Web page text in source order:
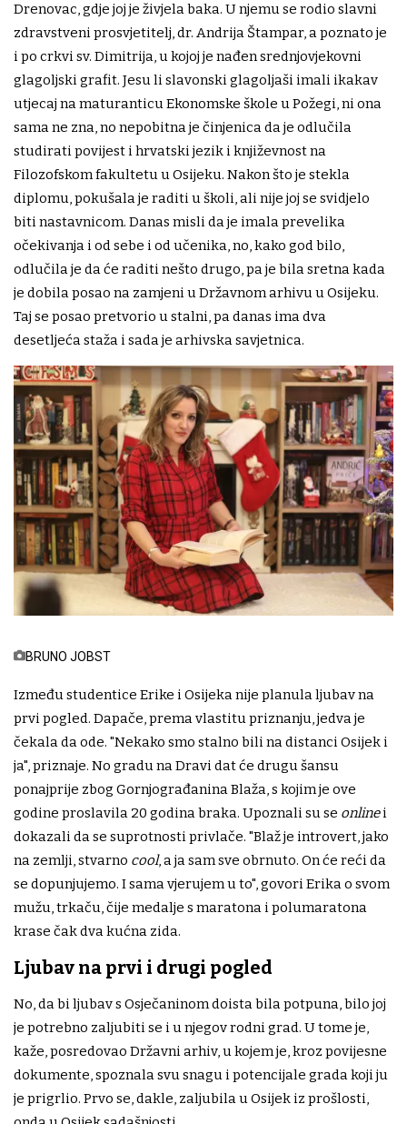
Drenovac, gdje joj je živjela baka. U njemu se rodio slavni
zdravstveni prosvjetitelj, dr. Andrija Štampar, a poznato je
i po crkvi sv. Dimitrija, u kojoj je nađen srednjovjekovni
glagoljski grafit. Jesu li slavonski glagoljaši imali ikakav
utjecaj na maturanticu Ekonomske škole u Požegi, ni ona
sama ne zna, no nepobitna je činjenica da je odlučila
studirati povijest i hrvatski jezik i književnost na
Filozofskom fakultetu u Osijeku. Nakon što je stekla
diplomu, pokušala je raditi u školi, ali nije joj se svidjelo
biti nastavnicom. Danas misli da je imala prevelika
očekivanja i od sebe i od učenika, no, kako god bilo,
odlučila je da će raditi nešto drugo, pa je bila sretna kada
je dobila posao na zamjeni u Državnom arhivu u Osijeku.
Taj se posao pretvorio u stalni, pa danas ima dva
desetljeća staža i sada je arhivska savjetnica.
BRUNO JOBST
Između studentice Erike i Osijeka nije planula ljubav na
prvi pogled. Dapače, prema vlastitu priznanju, jedva je
čekala da ode. "Nekako smo stalno bili na distanci Osijek i
ja", priznaje. No gradu na Dravi dat će drugu šansu
ponajprije zbog Gornjograđanina Blaža, s kojim je ove
godine proslavila 20 godina braka. Upoznali su se onlinei
dokazali da se suprotnosti privlače. "Blaž je introvert, jako
na zemlji, stvarno cool, a ja sam sve obrnuto. On će reći da
se dopunjujemo. I sama vjerujem u to", govori Erika o svom
mužu, trkaču, čije medalje s maratona i polumaratona
krase čak dva kućna zida.
Ljubav na prvi i drugi pogled
No, da bi ljubav s Osječaninom doista bila potpuna, bilo joj
je potrebno zaljubiti se i u njegov rodni grad. U tome je,
kaže, posredovao Državni arhiv, u kojem je, kroz povijesne
dokumente, spoznala svu snagu i potencijale grada koji ju
je prigrlio. Prvo se, dakle, zaljubila u Osijek iz prošlosti,